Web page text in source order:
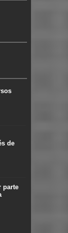
de
parte